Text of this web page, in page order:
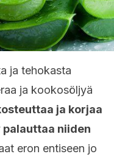
ja tehokasta
ja kookosöljyä
ja korjaa
palauttaa niiden
eron entiseen jo